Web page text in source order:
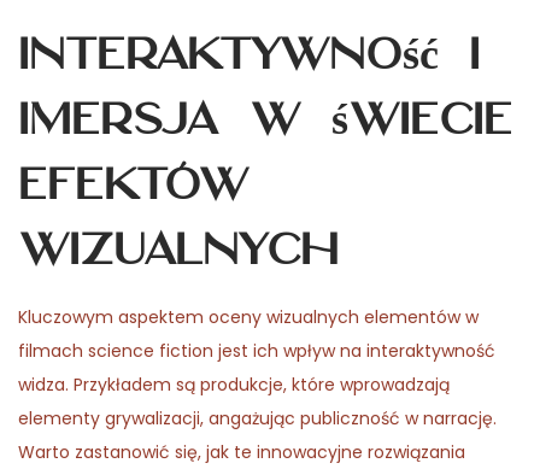
Interaktywność i
imersja w świecie
efektów
wizualnych
Kluczowym aspektem oceny wizualnych elementów w
filmach science fiction jest ich wpływ na interaktywność
widza. Przykładem są produkcje, które wprowadzają
elementy grywalizacji, angażując publiczność w narrację.
Warto zastanowić się, jak te innowacyjne rozwiązania